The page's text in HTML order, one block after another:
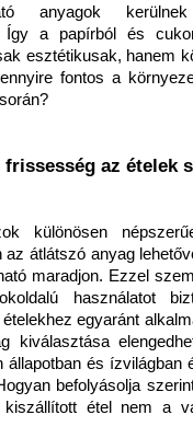
anyagok
Így a papírból és
esztétikusak, hanem
fontos a
az ételek
különösen
az átlátszó anyag
maradjon. Ezzel
használatot
egyaránt
kiválasztása
állapotban és ízvilágban
befolyásolja
étel nem a